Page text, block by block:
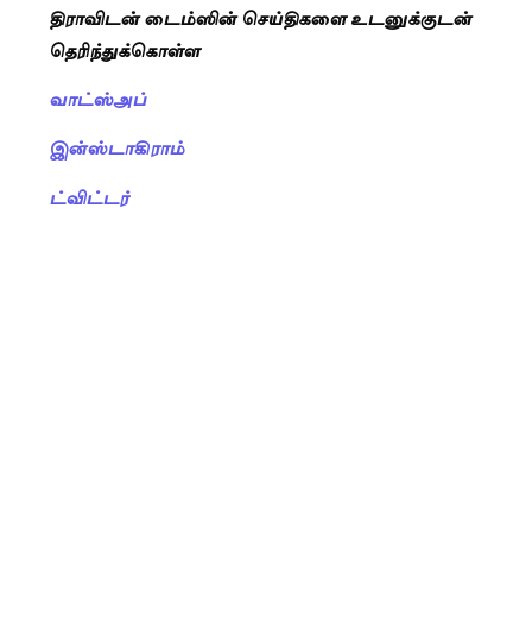
திராவிடன் டைம்ஸின் செய்திகளை உடனுக்குடன்
தெரிந்துக்கொள்ள
வாட்ஸ்அப்
இன்ஸ்டாகிராம்
ட்விட்டர்